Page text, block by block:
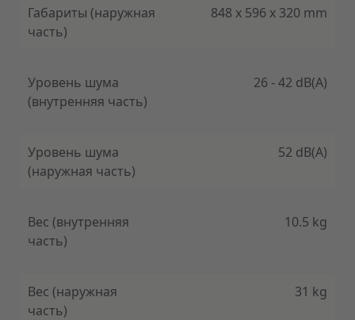
Габариты (наружная
часть)
848 x 596 x 320 mm
Уровень шума
(внутренняя часть)
26 - 42 dB(A)
Уровень шума
(наружная часть)
52 dB(A)
Вес (внутренняя
часть)
10.5 kg
Вес (наружная
часть)
31 kg